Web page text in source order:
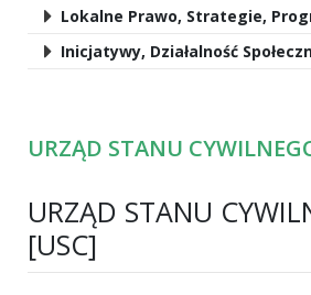
Lokalne Prawo, Strategie,
Inicjatywy, Działalność
URZĄD STANU
URZĄD STANU
[USC]